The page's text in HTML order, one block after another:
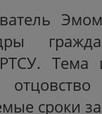
Тема
сроки